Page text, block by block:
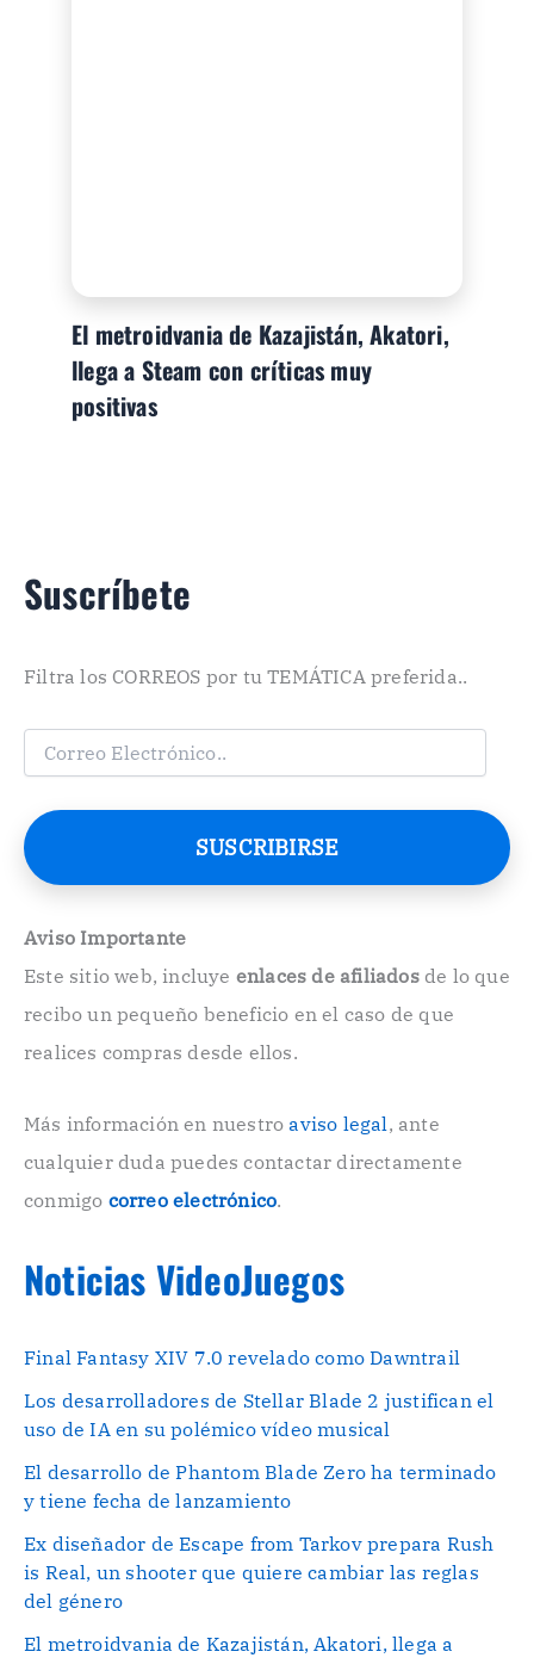
El metroidvania de Kazajistán, Akatori,
llega a Steam con críticas muy
positivas
Suscríbete
Filtra los CORREOS por tu TEMÁTICA preferida..
C
e
o
e
t
ó
n
o
.
SUSCRIBIRSE
Aviso Importante
Este sitio web, incluye enlaces de afiliadosde lo que
recibo un pequeño beneficio en el caso de que
realices compras desde ellos.
Más información en nuestroaviso legal , ante
cualquier duda puedes contactar directamente
conmigo correo electrónico.
Noticias VideoJuegos
Final Fantasy XIV 7.0 revelado como Dawntrail
Los desarrolladores de Stellar Blade 2 justifican el
uso de IA en su polémico vídeo musical
El desarrollo de Phantom Blade Zero ha terminado
y tiene fecha de lanzamiento
Ex diseñador de Escape from Tarkov prepara Rush
is Real, un shooter que quiere cambiar las reglas
del género
El metroidvania de Kazajistán, Akatori, llega a